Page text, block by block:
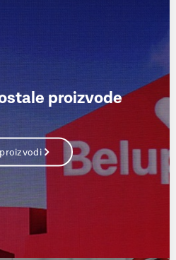
proizvode